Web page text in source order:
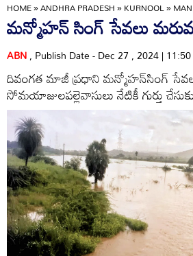
HOME»ANDHRA PRADESH»KURNOOL»
మన్మోహన్‌ సింగ్‌ సేవలు
ABN, Publish Date - Dec 27 , 2024 |
దివంగత మాజీ ప్రధాని మన్మోహన్‌సింగ్‌
సోమయాజులపల్లెవాసులు నేటికీ గుర్తు